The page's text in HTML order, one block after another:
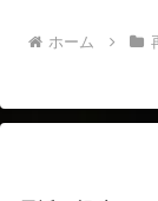
ホーム